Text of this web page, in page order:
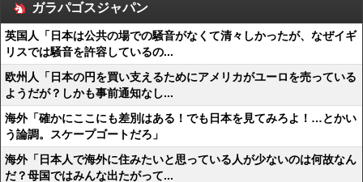
ガラパゴスジャパン
英国人「日本は公共の場での騒音がなくて清々しかったが、なぜイギ
リスでは騒音を許容しているの...
欧州人「日本の円を買い支えるためにアメリカがユーロを売っている
ようだが？しかも事前通知なし...
海外「確かにここにも差別はある！でも日本を見てみろよ！…とかい
う論調。スケープゴートだろ」
海外「日本人で海外に住みたいと思っている人が少ないのは何故なん
だ？母国ではみんな出たがって...